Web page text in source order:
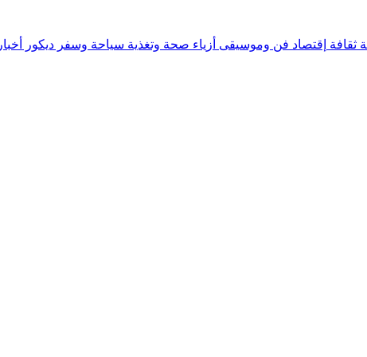
ثقافة إقتصاد فن وموسيقى أزياء صحة وتغذية سياحة وسفر ديكور أخبار